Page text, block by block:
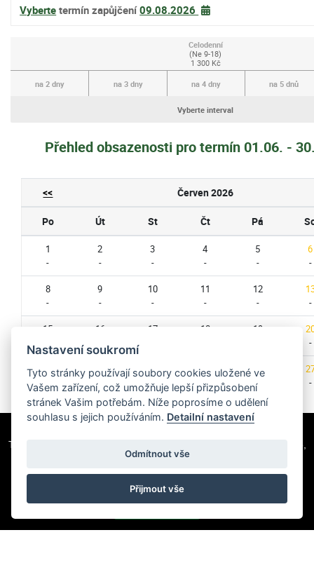
Vyberte termín zapůjčení09.08.2026
Celodenní
(Ne 9-18)
1 300 Kč
na 2 dny
na 3 dny na 4 dny na 5 dnů
Vyberte interval
Přehled obsazenosti pro termín 01.06. -
<< Červen 2026
Po Út St Čt Pá
1
-
2
-
3
-
4
-
5
-
6
-
8
-
9
-
10
-
11
-
12
-
-
15
16
17
18
19
-
22
23
24
-
25
-
26
-
-
29
-
30
-
Tato webová stránka používá soubory cookie k poskytování služeb,
personalizaci reklam a analýze provozu. Více informací
zde
SOUHLASÍM
Nastavení soukromí
Tyto stránky používají soubory cookies uložené ve
Vašem zařízení, což umožňuje lepší přizpůsobení
stránek Vašim potřebám. Níže poprosíme o udělení
souhlasu s jejich používáním. Detailní nastavení
Odmítnout vše
Přijmout vše